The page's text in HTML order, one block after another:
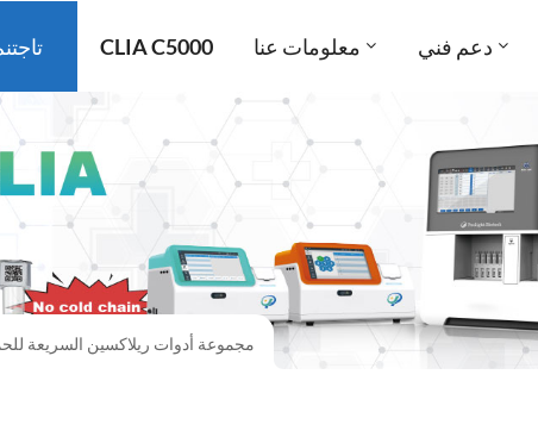
CLIA C5000 معلومات عنا دعم فني
مجموعة أدوات ريلاكسين السريعة